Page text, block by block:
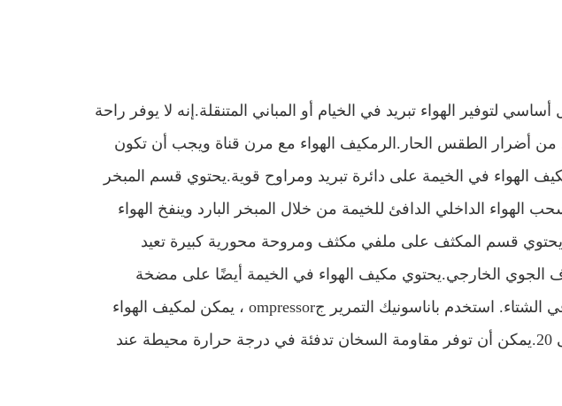
لتوفير الهواء تبريد في الخيام أو المباني المتنقلة.إنه لا يوفر راحة
من أضرار الطقس الحار.الر مكيف الهواء مع مرن قناة ويجب أن تكون
الهواء في الخيمة على دائرة تبريد ومراوح قوية.يحتوي قسم المبخر
الهواء الداخلي الدافئ للخيمة من خلال المبخر البارد وينفخ الهواء
قسم المكثف على ملفي مكثف ومروحة محورية كبيرة تعيد
الجوي الخارجي.يحتوي مكيف الهواء في الخيمة أيضًا على مضخة
الشتاء. استخدم باناسونيك التمرير ج
ompressor ، يمكن لمكيف الهواء
20. يمكن أن توفر مقاومة السخان تدفئة في درجة حرارة محيطة عند